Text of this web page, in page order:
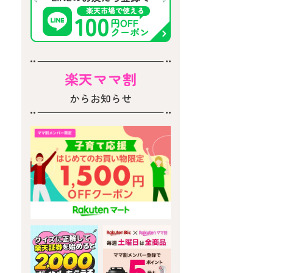
楽天ママ割
からお知らせ